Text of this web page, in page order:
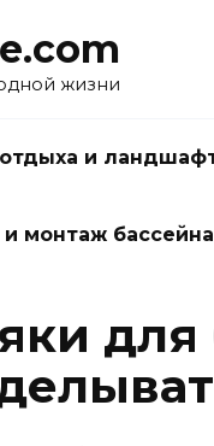
жизни
и
монтаж бассейна
для